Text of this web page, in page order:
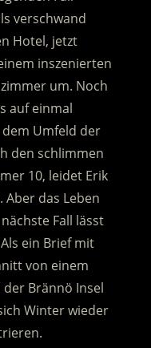
verschwand
Hotel, jetzt
inszenierten
um. Noch
auf einmal
Umfeld der
den schlimmen
10, leidet Erik
das Leben
Fall lässt
ein Brief mit
von einem
Brännö Insel
Winter wieder